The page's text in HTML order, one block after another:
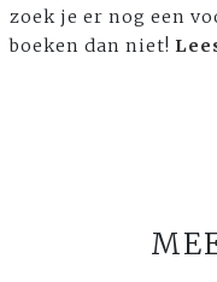
zoek je er nog een
boeken dan niet!